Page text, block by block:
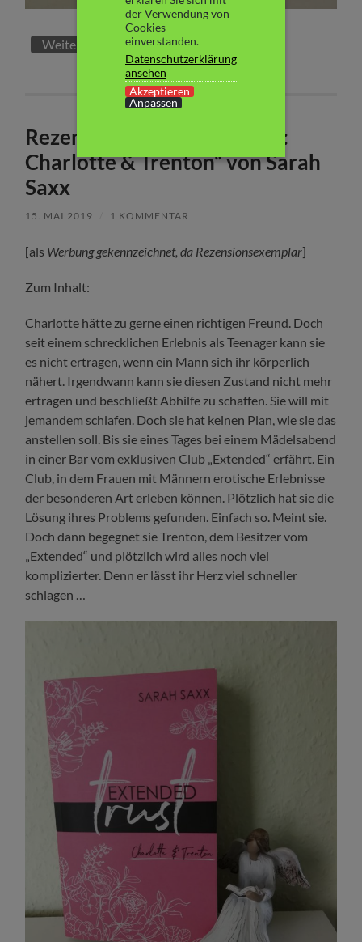
Weiterlesen
Rezension: „Extended Trust:
Charlotte & Trenton“ von Sarah
Saxx
15. MAI 2019 1 KOMMENTAR
[als Werbung gekennzeichnet, da Rezensionsexemplar]
Zum Inhalt:
Charlotte hätte zu gerne einen richtigen Freund. Doch
seit einem schrecklichen Erlebnis als Teenager kann sie
es nicht ertragen, wenn ein Mann sich ihr körperlich
nähert. Irgendwann kann sie diesen Zustand nicht mehr
ertragen und beschließt Abhilfe zu schaffen. Sie will mit
jemandem schlafen. Doch sie hat keinen Plan, wie sie das
anstellen soll. Bis sie eines Tages bei einem Mädelsabend
in einer Bar vom exklusiven Club „Extended“ erfährt. Ein
Club, in dem Frauen mit Männern erotische Erlebnisse
der besonderen Art erleben können. Plötzlich hat sie die
Lösung ihres Problems gefunden. Einfach so. Meint sie.
Doch dann begegnet sie Trenton, dem Besitzer vom
„Extended“ und plötzlich wird alles noch viel
komplizierter. Denn er lässt ihr Herz viel schneller
schlagen …
der Verwendung von
Cookies
einverstanden.
Datenschutzerklärung
ansehen
Akzeptieren
Anpassen